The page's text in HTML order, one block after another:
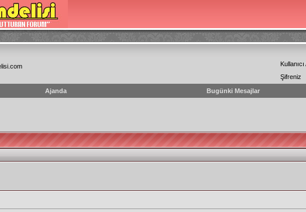
Kullanıcı
Şifreniz
Ajanda Bugünki Mesajlar